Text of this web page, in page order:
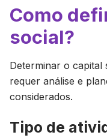
Como
social?
Determinar o capital
requer análise e
considerados.
Tipo de